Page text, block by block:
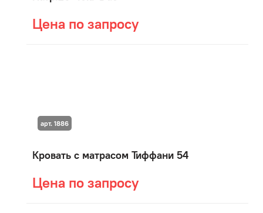
Цена по запросу
Кровать с матрасом Тиффани 54
Цена по запросу
арт. 1886